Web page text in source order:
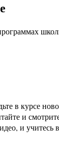
в курсе
и
и учитесь